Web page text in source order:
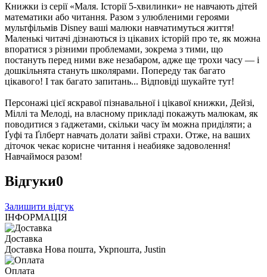
Книжки із серії «Маля. Історії 5-хвилинки» не навчають дітей
математики або читання. Разом з улюбленими героями
мультфільмів Disney ваші малюки навчатимуться життя!
Маленькі читачі дізнаються із цікавих історій про те, як можна
впоратися з різними проблемами, зокрема з тими, що
постануть перед ними вже незабаром, адже ще трохи часу — і
дошкільнята стануть школярами. Попереду так багато
цікавого! І так багато запитань... Відповіді шукайте тут!
Персонажі цієї яскравої пізнавальної і цікавої книжки, Дейзі,
Міллі та Мелоді, на власному прикладі покажуть малюкам, як
поводитися з ґаджетами, скільки часу їм можна приділяти; а
Ґуфі та Ґілберт навчать долати зайві страхи. Отже, на ваших
діточок чекає корисне читання і неабияке задоволення!
Навчаймося разом!
Відгуки0
Залишити відгук
ІНФОРМАЦІЯ
Доставка
Доставка Нова пошта, Укрпошта, Justin
Оплата